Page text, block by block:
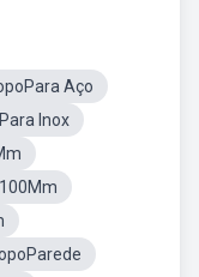
Aço
Inox